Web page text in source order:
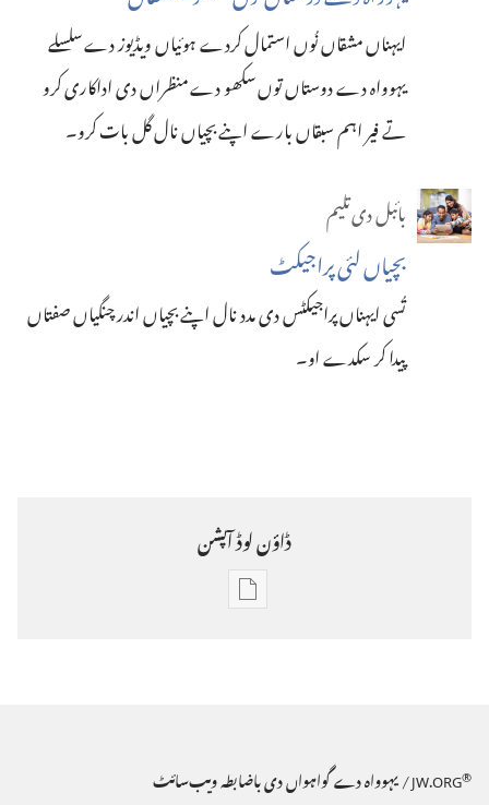
ایہناں مشقاں نُوں استمال کردے ہوئیاں ویڈیوز دے سلسلے
یہوواہ دے دوستاں توں سکھو دے منظراں دی اداکاری کرو
تے فیر اہم سبقاں بارے اپنے بچیاں نال گل بات کرو۔‏
بائبل دی تلیم
بچیاں لئی پراجیکٹ
تُسی ایہناں پراجیکٹس دی مدد نال اپنے بچیاں اندر چنگیاں صفتاں
پیدا کر سکدے او۔‏
ڈاؤن لوڈ آپشن
کتاباں
لوڈ
JW.ORG®
/ یہوواہ دے گواہواں دی باضابطہ ویب‌سائٹ